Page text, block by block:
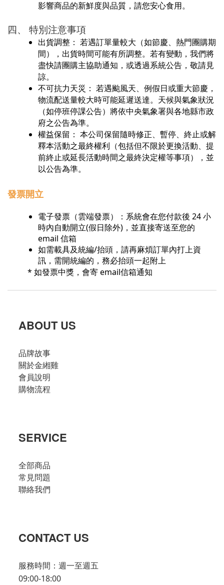
影響商品的新鮮度與品質，請您安心食用。
四、 特別注意事項
出貨調整： 若遇訂單量較大（如節慶、熱門團購期
間），出貨時間可能有所調整。若有變動，我們將
盡快請團購主協助通知，或透過系統公告，敬請見
諒。
不可抗力天災： 若遇颱風天、例假日或重大節慶，
物流配送量較大時可能延遲送達。天候與氣象狀況
（如停班停課公告）將依中央氣象署與各地縣市政
府之公告為準。
權益保留： 本公司保留隨時修正、暫停、終止或解
釋本活動之最終權利（包括但不限於更換活動、提
前終止或延長活動時間之最終決定權等事項），並
以公告為準。
發票開立
電子發票（雲端發票）：​系統會在您付款後 24 小
時內自動開立(假日除外)，並直接寄送至您的
email 信箱
如需載具及統編/抬頭，請再麻煩訂單內打上資
訊，需開統編的，務必抬頭一起附上
* 如發票中獎，會寄 email信箱通知
ABOUT US
品牌故事
關於金緗雞
會員說明
購物流程
SERVICE
全部商品
常見問題
聯絡我們
CONTACT US
服務時間：週一至週五
09:00-18:00